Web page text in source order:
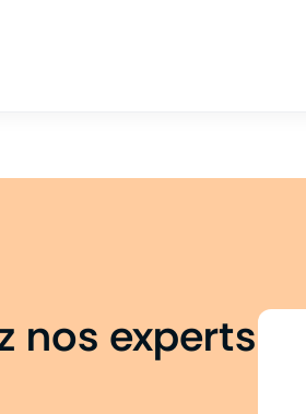
nos experts